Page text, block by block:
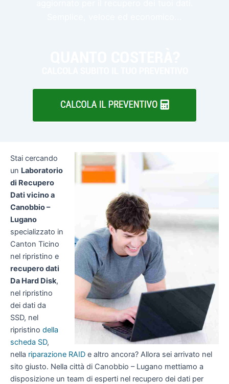
Stai cercando
un Laboratorio
di Recupero
Dati vicino a
Canobbio –
Lugano
specializzato in
Canton Ticino
nel ripristino e
recupero dati
Da Hard Disk,
nel ripristino
dei dati da
SSD, nel
ripristino della
scheda SD,
nella riparazione RAID e altro ancora? Allora sei arrivato nel
sito giusto. Nella città di Canobbio – Lugano mettiamo a
disposizione un team di esperti nel recupero dei dati per